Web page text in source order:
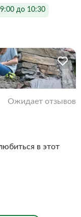
до 10:30
Ожидает отзывов
в этот